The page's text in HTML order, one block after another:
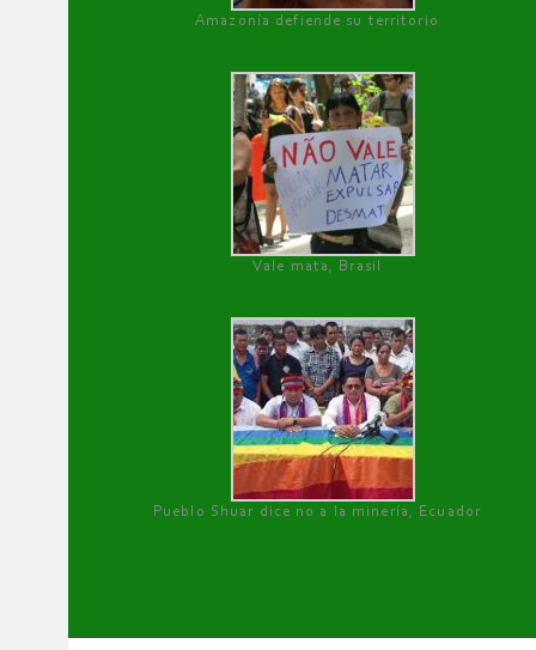
Amazonía defiende su territorio
Vale mata, Brasil
Pueblo Shuar dice no a la minería, Ecuador